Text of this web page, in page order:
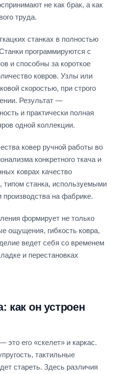
не как брак, а как
труда.
станках в полностью
программируются с
и способны за короткое
ковров. Узлы или
скоростью, при строго
Результат —
и практически полная
одной коллекции.
ковер ручной работы во
конкретного ткача и
коврах качество
типом станка, используемыми
производства на фабрике.
формирует не только
ощущения, гибкость ковра,
ведет себя со временем
и перестановках
как он устроен
это его «скелет» и каркас.
тактильные
стареть. Здесь различия